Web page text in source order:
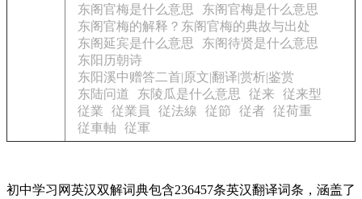
东阁官梅是什么意思
东阁官梅是什么意思
东阁官梅的解释？东阁官梅的典故与出处
东阁延宾是什么意思
东阁待贤是什么意思
东阳历朝诗
东阳溪中赠答二首|原文|翻译|赏析|鉴赏
东陆问道
东陵瓜是什么意思 従来 従来型
従業
従業員 従法線 従節 従者
従荷重
従車軸
従軍
初中学习网英汉双解词典包含236457条英汉翻译词条，涵盖了